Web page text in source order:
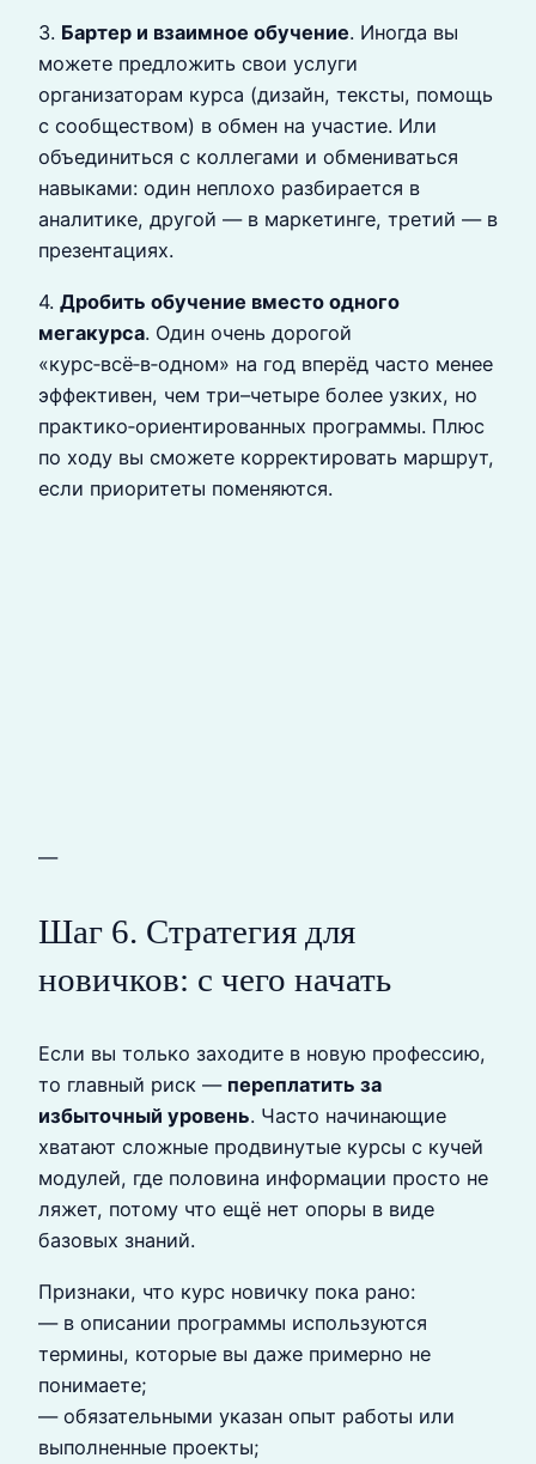
3. Бартер и взаимное обучение. Иногда вы
можете предложить свои услуги
организаторам курса (дизайн, тексты, помощь
с сообществом) в обмен на участие. Или
объединиться с коллегами и обмениваться
навыками: один неплохо разбирается в
аналитике, другой — в маркетинге, третий — в
презентациях.
4. Дробить обучение вместо одного
мегакурса. Один очень дорогой
«курс‑всё‑в‑одном» на год вперёд часто менее
эффективен, чем три–четыре более узких, но
практико‑ориентированных программы. Плюс
по ходу вы сможете корректировать маршрут,
если приоритеты поменяются.
—
Шаг 6. Стратегия для
новичков: с чего начать
Если вы только заходите в новую профессию,
то главный риск — переплатить за
избыточный уровень. Часто начинающие
хватают сложные продвинутые курсы с кучей
модулей, где половина информации просто не
ляжет, потому что ещё нет опоры в виде
базовых знаний.
Признаки, что курс новичку пока рано:
— в описании программы используются
термины, которые вы даже примерно не
понимаете;
— обязательными указан опыт работы или
выполненные проекты;